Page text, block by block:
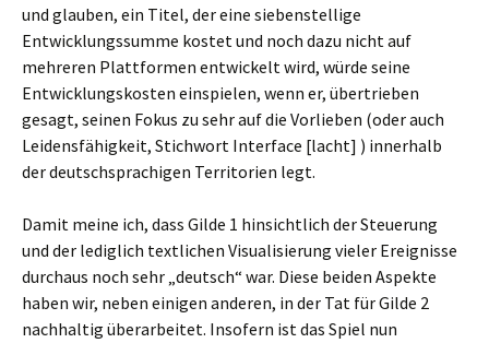
und glauben, ein Titel, der eine siebenstellige
Entwicklungssumme kostet und noch dazu nicht auf
mehreren Plattformen entwickelt wird, würde seine
Entwicklungskosten einspielen, wenn er, übertrieben
gesagt, seinen Fokus zu sehr auf die Vorlieben (oder auch
Leidensfähigkeit, Stichwort Interface [lacht] ) innerhalb
der deutschsprachigen Territorien legt.
Damit meine ich, dass Gilde 1 hinsichtlich der Steuerung
und der lediglich textlichen Visualisierung vieler Ereignisse
durchaus noch sehr „deutsch“ war. Diese beiden Aspekte
haben wir, neben einigen anderen, in der Tat für Gilde 2
nachhaltig überarbeitet. Insofern ist das Spiel nun